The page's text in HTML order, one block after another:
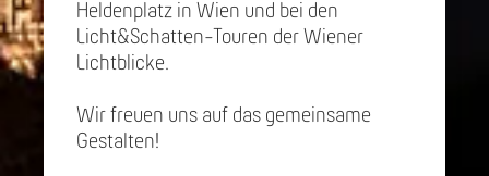
Heldenplatz in Wien und bei den
Licht&Schatten-Touren der Wiener
Lichtblicke.
Wir freuen uns auf das gemeinsame
Gestalten!